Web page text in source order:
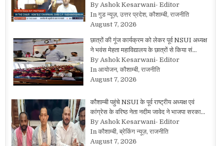
By Ashok Kesarwani- Editor
In गुड न्यूज़, उत्तर प्रदेश, कौशाम्बी, राजनीति
August 7, 2026
छात्रों की गूंज कार्यक्रम को लेकर पूर्व NSUI अध्यक्ष
ने भवंस मेहता महाविद्यालय के छात्रों से किया सं…
By Ashok Kesarwani- Editor
In आयोजन, कौशाम्बी, राजनीति
August 7, 2026
कौशाम्बी पहुंचे NSUI के पूर्व राष्ट्रीय अध्यक्ष एवं
कांग्रेस के वरिष्ठ नेता नदीम जावेद ने भाजपा सरका…
By Ashok Kesarwani- Editor
In कौशाम्बी, ब्रेकिंग न्यूज़, राजनीति
August 7, 2026